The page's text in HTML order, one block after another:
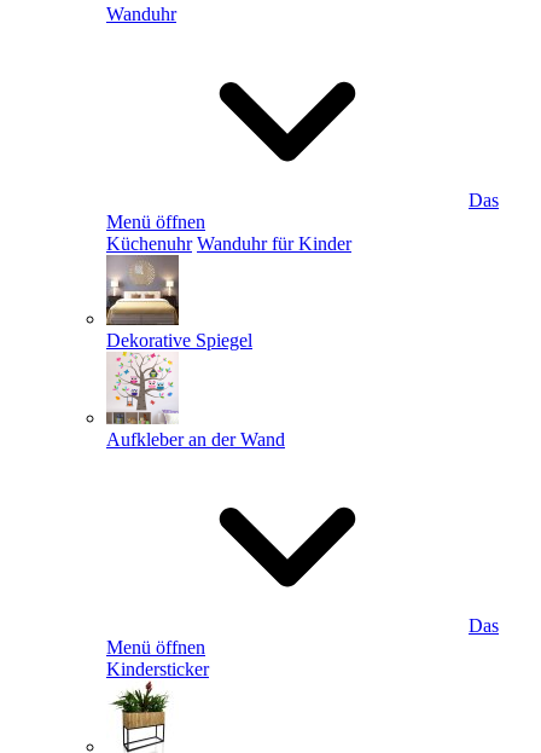
Wanduhr
Das
Menü öffnen
Küchenuhr Wanduhr für Kinder
Dekorative Spiegel
Aufkleber an der Wand
Das
Menü öffnen
Kindersticker